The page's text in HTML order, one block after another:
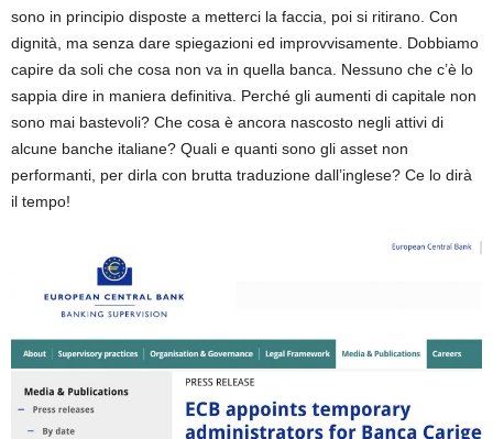
sono in principio disposte a metterci la faccia, poi si ritirano. Con
dignità, ma senza dare spiegazioni ed improvvisamente. Dobbiamo
capire da soli che cosa non va in quella banca. Nessuno che c’è lo
sappia dire in maniera definitiva. Perché gli aumenti di capitale non
sono mai bastevoli? Che cosa è ancora nascosto negli attivi di
alcune banche italiane? Quali e quanti sono gli asset non
performanti, per dirla con brutta traduzione dall’inglese? Ce lo dirà
il tempo!